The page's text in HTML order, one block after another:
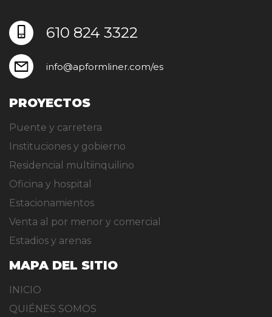
610 824 3322
info@apformliner.com/es
PROYECTOS
Puente y carretera
Instituciones y gobierno
Residencial multiinquilino
Oficina y hospital
Estacionamientos
Venta al por menor y comercial
Estadios y arenas
MAPA DEL SITIO
INICIO
QUIÉNES SOMOS